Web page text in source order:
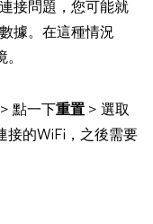
接問題，您可能就
據。在這種情況
> 點一下重置 > 選取
接的WiFi，之後需要